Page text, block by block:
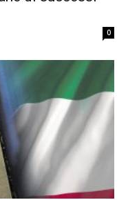
0